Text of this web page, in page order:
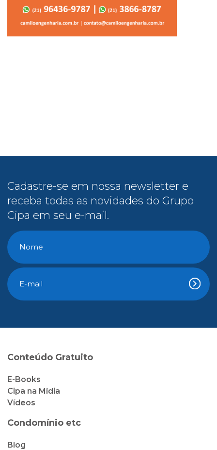
Cadastre-se em nossa newsletter e
receba todas as novidades do Grupo
Cipa em seu e-mail.
Conteúdo Gratuito
E-Books
Cipa na Mídia
Vídeos
Condomínio etc
Blog